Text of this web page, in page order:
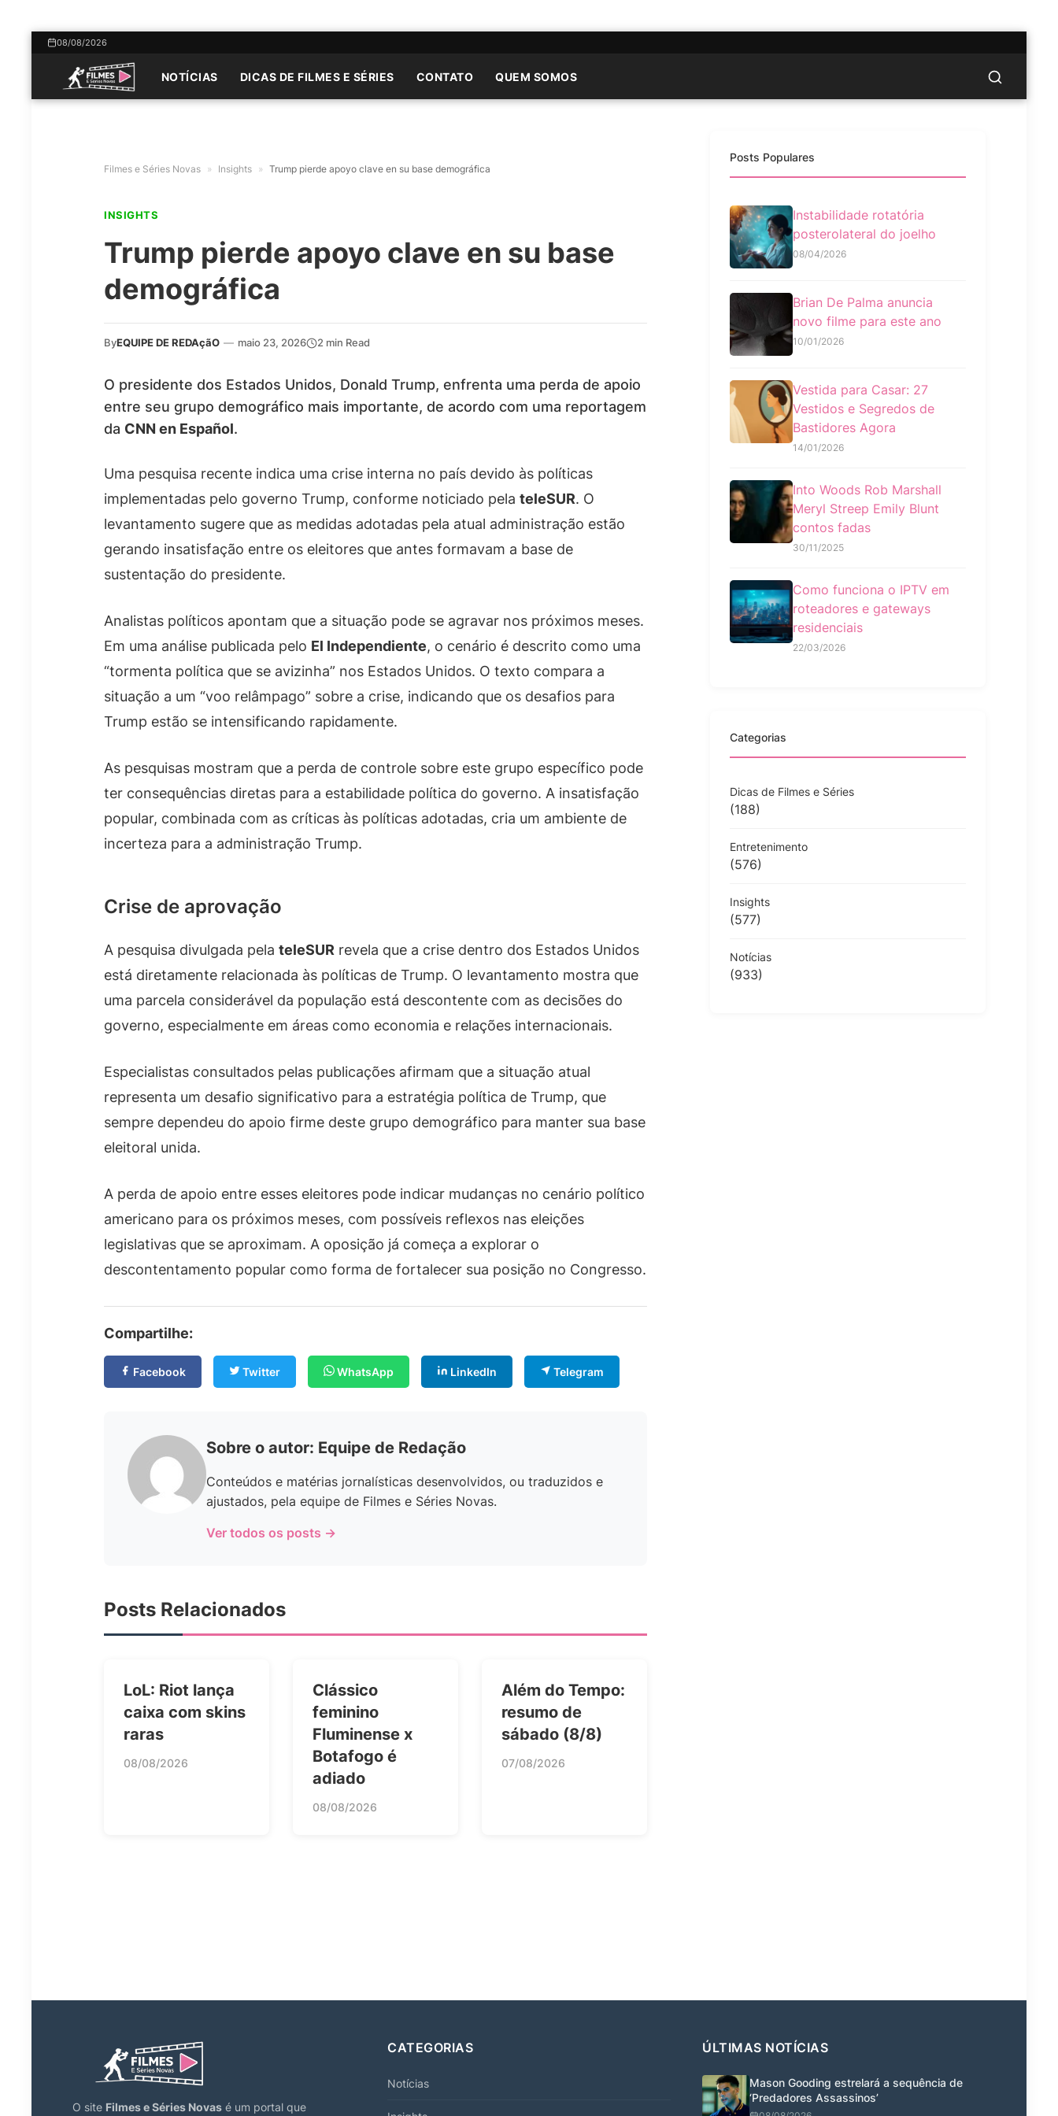
08/08/2026
NOTÍCIAS DICAS DE FILMES E SÉRIES CONTATO QUEM SOMOS
Filmes e Séries Novas » Insights » Trump pierde apoyo clave en su base demográfica
INSIGHTS
Trump pierde apoyo clave en su base
demográfica
ByEQUIPE DE REDAçãO — maio 23, 2026 2 min Read
O presidente dos Estados Unidos, Donald Trump, enfrenta uma perda de apoio
entre seu grupo demográfico mais importante, de acordo com uma reportagem
da CNN en Español.
Uma pesquisa recente indica uma crise interna no país devido às políticas
implementadas pelo governo Trump, conforme noticiado pela teleSUR. O
levantamento sugere que as medidas adotadas pela atual administração estão
gerando insatisfação entre os eleitores que antes formavam a base de
sustentação do presidente.
Analistas políticos apontam que a situação pode se agravar nos próximos meses.
Em uma análise publicada pelo El Independiente, o cenário é descrito como uma
“tormenta política que se avizinha” nos Estados Unidos. O texto compara a
situação a um “voo relâmpago” sobre a crise, indicando que os desafios para
Trump estão se intensificando rapidamente.
As pesquisas mostram que a perda de controle sobre este grupo específico pode
ter consequências diretas para a estabilidade política do governo. A insatisfação
popular, combinada com as críticas às políticas adotadas, cria um ambiente de
incerteza para a administração Trump.
Crise de aprovação
A pesquisa divulgada pela teleSUR revela que a crise dentro dos Estados Unidos
está diretamente relacionada às políticas de Trump. O levantamento mostra que
uma parcela considerável da população está descontente com as decisões do
governo, especialmente em áreas como economia e relações internacionais.
Especialistas consultados pelas publicações afirmam que a situação atual
representa um desafio significativo para a estratégia política de Trump, que
sempre dependeu do apoio firme deste grupo demográfico para manter sua base
eleitoral unida.
A perda de apoio entre esses eleitores pode indicar mudanças no cenário político
americano para os próximos meses, com possíveis reflexos nas eleições
legislativas que se aproximam. A oposição já começa a explorar o
descontentamento popular como forma de fortalecer sua posição no Congresso.
Compartilhe:
Facebook Twitter WhatsApp LinkedIn Telegram
Sobre o autor: Equipe de Redação
Conteúdos e matérias jornalísticas desenvolvidos, ou traduzidos e
ajustados, pela equipe de Filmes e Séries Novas.
Ver todos os posts →
Posts Relacionados
LoL: Riot lança
caixa com skins
raras
08/08/2026
Clássico
feminino
Fluminense x
Botafogo é
adiado
08/08/2026
Além do Tempo:
resumo de
sábado (8/8)
07/08/2026
Posts Populares
Instabilidade rotatória
posterolateral do joelho
08/04/2026
Brian De Palma anuncia
novo filme para este ano
10/01/2026
Vestida para Casar: 27
Vestidos e Segredos de
Bastidores Agora
14/01/2026
Into Woods Rob Marshall
Meryl Streep Emily Blunt
contos fadas
30/11/2025
Como funciona o IPTV em
roteadores e gateways
residenciais
22/03/2026
Categorias
Dicas de Filmes e Séries
(188)
Entretenimento
(576)
Insights
(577)
Notícias
(933)
O site Filmes e Séries Novas é um portal que
CATEGORIAS
Notícias
ÚLTIMAS NOTÍCIAS
Mason Gooding estrelará a sequência de
‘Predadores Assassinos’